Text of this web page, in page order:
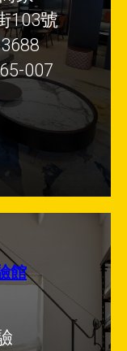
103號
007
館